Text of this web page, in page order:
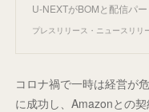
U-NEXTがBOMと配信パ
プレスリリース・ニュースリ
コロナ禍で一時は経営が
に成功し、Amazonとの